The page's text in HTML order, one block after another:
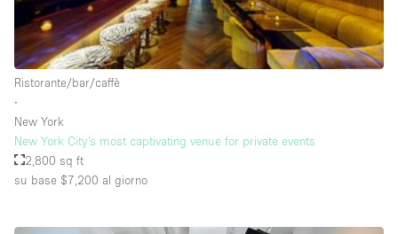
Raw
Riscaldamento
Sistema di sicurezza
Smoking Area
Soundproof
Spazio living
Ristorante/bar/caffè
∙
New York
New York City’s most captivating venue for private events
2,800 sq ft
su base $7,200 al giorno